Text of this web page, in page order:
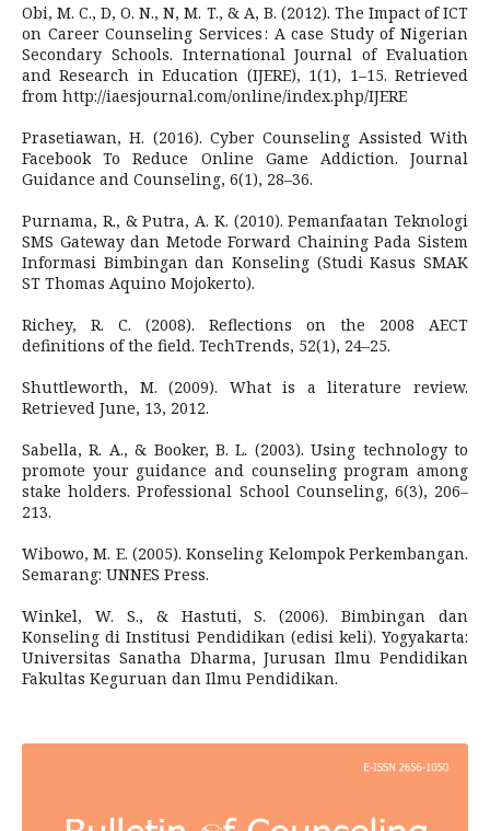
Obi, M. C., D, O. N., N, M. T., & A, B. (2012). The Impact of ICT
on Career Counseling Services : A case Study of Nigerian
Secondary Schools. International Journal of Evaluation
and Research in Education (IJERE), 1(1), 1–15. Retrieved
from http://iaesjournal.com/online/index.php/IJERE
Prasetiawan, H. (2016). Cyber Counseling Assisted With
Facebook To Reduce Online Game Addiction. Journal
Guidance and Counseling, 6(1), 28–36.
Purnama, R., & Putra, A. K. (2010). Pemanfaatan Teknologi
SMS Gateway dan Metode Forward Chaining Pada Sistem
Informasi Bimbingan dan Konseling (Studi Kasus SMAK
ST Thomas Aquino Mojokerto).
Richey, R. C. (2008). Reflections on the 2008 AECT
definitions of the field. TechTrends, 52(1), 24–25.
Shuttleworth, M. (2009). What is a literature review.
Retrieved June, 13, 2012.
Sabella, R. A., & Booker, B. L. (2003). Using technology to
promote your guidance and counseling program among
stake holders. Professional School Counseling, 6(3), 206–
213.
Wibowo, M. E. (2005). Konseling Kelompok Perkembangan.
Semarang: UNNES Press.
Winkel, W. S., & Hastuti, S. (2006). Bimbingan dan
Konseling di Institusi Pendidikan (edisi keli). Yogyakarta:
Universitas Sanatha Dharma, Jurusan Ilmu Pendidikan
Fakultas Keguruan dan Ilmu Pendidikan.